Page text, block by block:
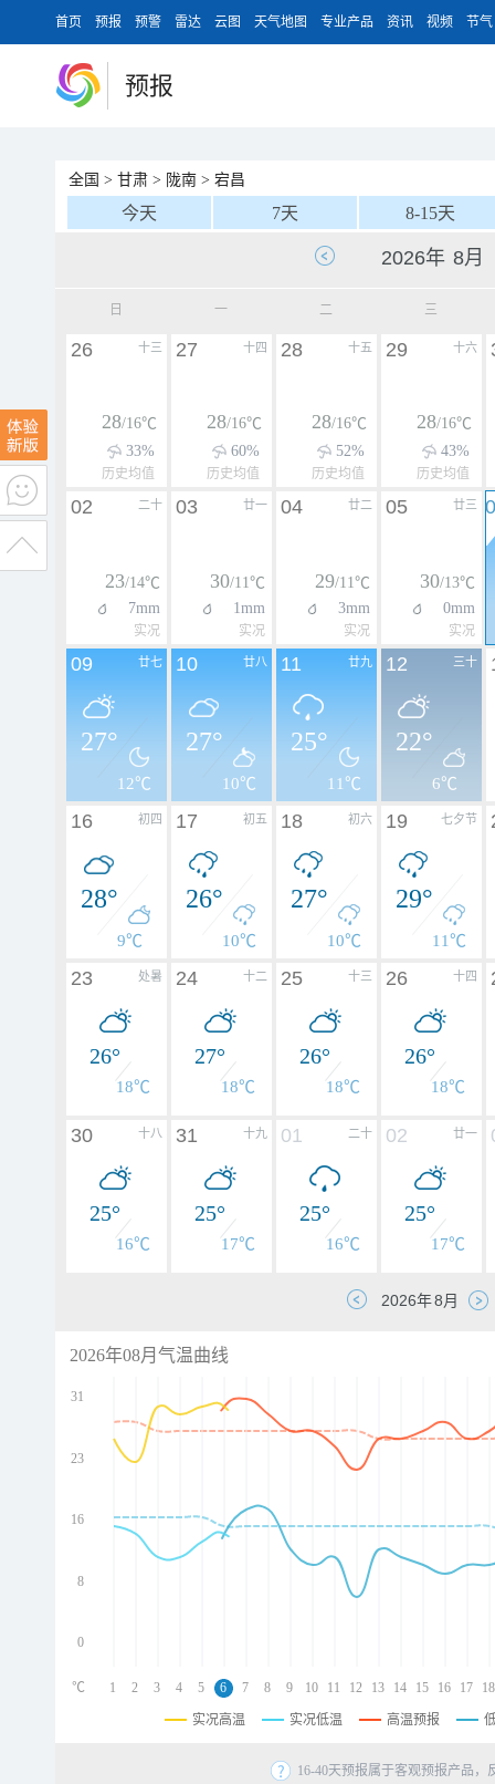
首页 预报 预警 雷达 云图 天气地图 专业产品 资讯 视频 节气
预报
全国 > 甘肃 > 陇南 > 宕昌
今天 7天 8-15天
日 一 二 三
十三
26
28/16℃
33%
历史均值
十四
27
28/16℃
60%
历史均值
十五
28
28/16℃
52%
历史均值
十六
29
28/16℃
43%
历史均值
二十
02
23/14℃
7mm
实况
廿一
03
30/11℃
1mm
实况
廿二
04
29/11℃
3mm
实况
廿三
05
30/13℃
0mm
实况
廿七
09
27°
12℃
廿八
10
27°
10℃
廿九
11
25°
11℃
三十
12
22°
6℃
初四
16
28°
9℃
初五
17
26°
10℃
初六
18
27°
10℃
七夕节
19
29°
11℃
处暑
23
26°
18℃
十二
24
27°
18℃
十三
25
26°
18℃
十四
26
26°
18℃
十八
30
25°
16℃
十九
31
25°
17℃
二十
01
25°
16℃
廿一
02
25°
17℃
2026年08月气温曲线
31
23
16
8
0
1 2 3 4 5 6 7 8 9 10 11 12 13 14 15 16 17 18
℃
实况高温 实况低温 高温预报
16-40天预报属于客观预报产品